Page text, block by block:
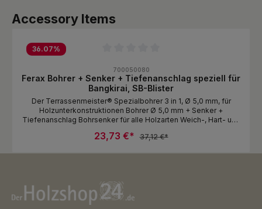
Produktgalerie überspringen
Accessory Items
36.07%
700050080
Ferax Bohrer + Senker + Tiefenanschlag speziell für
Bangkirai, SB-Blister
Der Terrassenmeister® Spezialbohrer 3 in 1, Ø 5,0 mm, für
Holzunterkonstruktionen Bohrer Ø 5,0 mm + Senker +
Tiefenanschlag Bohrsenker für alle Holzarten Weich-, Hart- und
vollgeschliffene Qualität 2 Vorschneiden und 2 Hauptschneiden
justierbare Tiefenanschlag verhindert zu tiefes Einsenken. Der
Anschlag kann stufenlos dem jeweiligen Schraubenkopf
angepasst werden. Zum Eindrehen der Schrauben nach dem
23,73 €* 37,12 €*